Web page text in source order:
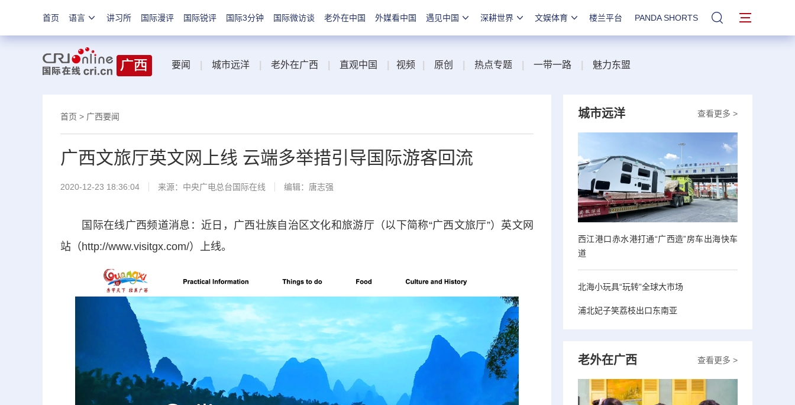
首页 语言 讲习所 国际漫评 国际锐评 国际3分钟 国际微访谈 老外在中国 外媒看中国 遇见中国 深耕世界 文娱体育 楼兰平台 PANDA SHORTS 站内搜索
要闻 城市远洋 老外在广西 直观中国 视频 原创 热点专题 一带一路 魅力东盟
首页 > 广西要闻
广西文旅厅英文网上线 云端多举措引导国际游客回流
2020-12-23 18:36:04 来源： 中央广电总台国际在线 编辑：唐志强
国际在线广西频道消息：近日，广西壮族自治区文化和旅游厅（以下简称“广西文旅厅”）英文网
站（http://www.visitgx.com/）上线。
查看更多 >
城市远洋
西江港口赤水港打通“广西造”房车出海快车
道
北海小玩具“玩转”全球大市场
浦北妃子笑荔枝出口东南亚
查看更多 >
老外在广西